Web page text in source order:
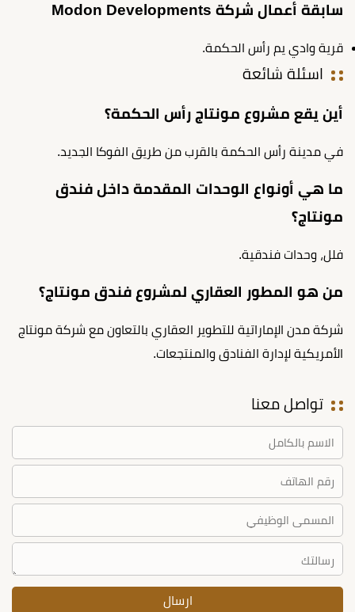
سابقة أعمال شركة Modon Developments
قرية وادي يم رأس الحكمة.
اسئلة شائعة
أين يقع مشروع مونتاج رأس الحكمة؟
في مدينة رأس الحكمة بالقرب من طريق الفوكا الجديد.
ما هي أونواع الوحدات المقدمة داخل فندق
مونتاج؟
فلل، وحدات فندقية.
من هو المطور العقاري لمشروع فندق مونتاج؟
شركة مدن الإماراتية للتطوير العقاري بالتعاون مع شركة مونتاج
الأمريكية لإدارة الفنادق والمنتجعات.
تواصل معنا